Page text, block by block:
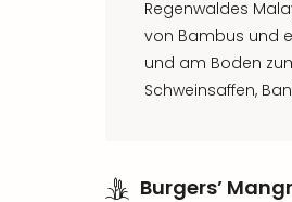
Regenwaldes
von Bambus und
und am Boden
Schweinsaffen,
Burgers’